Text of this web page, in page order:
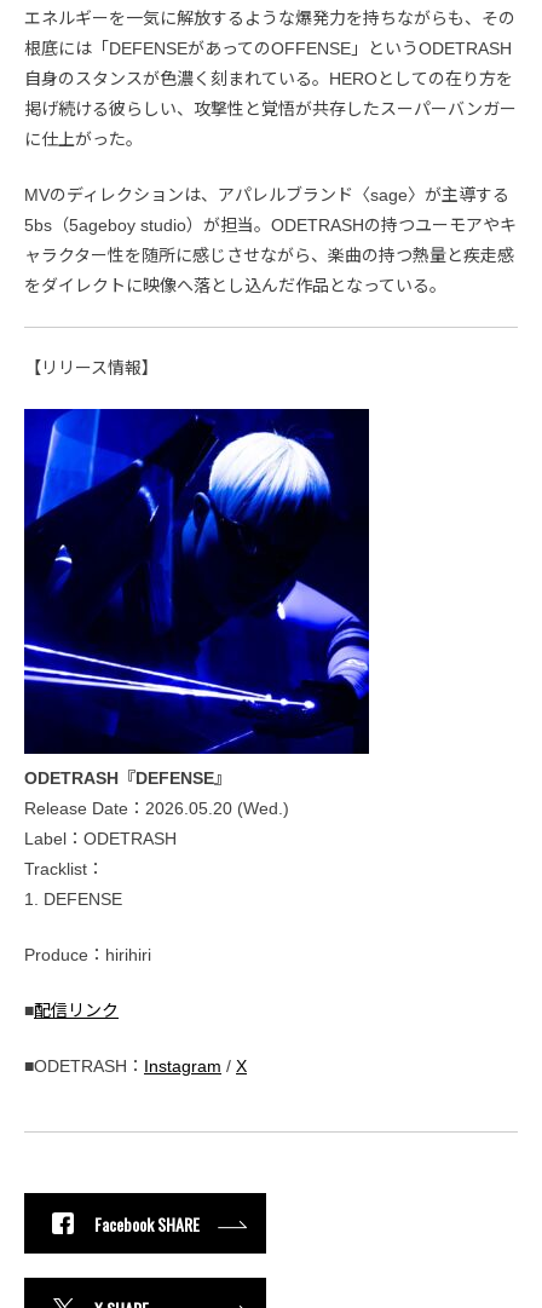
エネルギーを一気に解放するような爆発力を持ちながらも、その
根底には「DEFENSEがあってのOFFENSE」というODETRASH
自身のスタンスが色濃く刻まれている。HEROとしての在り方を
掲げ続ける彼らしい、攻撃性と覚悟が共存したスーパーバンガー
に仕上がった。
MVのディレクションは、アパレルブランド〈sage〉が主導する
5bs（5ageboy studio）が担当。ODETRASHの持つユーモアやキ
ャラクター性を随所に感じさせながら、楽曲の持つ熱量と疾走感
をダイレクトに映像へ落とし込んだ作品となっている。
【リリース情報】
ODETRASH『DEFENSE』
Release Date：2026.05.20 (Wed.)
Label：ODETRASH
Tracklist：
1. DEFENSE
Produce：hirihiri
■配信リンク
■ODETRASH： Instagram / X
Facebook SHARE